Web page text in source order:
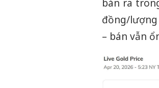
bán ra
đồng/lượng
– bán vẫn